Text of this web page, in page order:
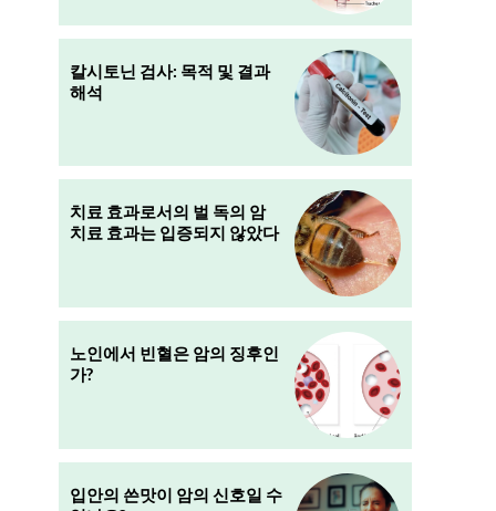
칼시토닌 검사: 목적 및 결과
해석
치료 효과로서의 벌 독의 암
치료 효과는 입증되지 않았다
노인에서 빈혈은 암의 징후인
가?
입안의 쓴맛이 암의 신호일 수